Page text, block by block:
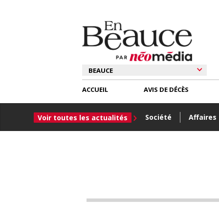
ACCUEIL
Voir toutes les actualités Société Affaires
AVIS DE DÉCÈS